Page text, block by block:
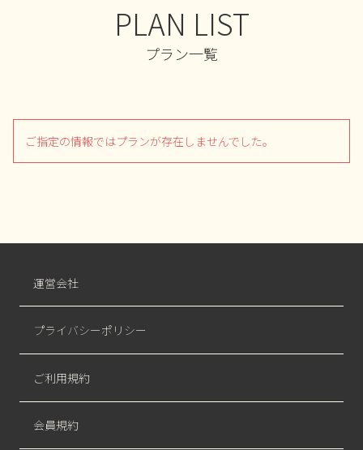
PLAN LIST
プラン一覧
ご指定の情報ではプランが存在しませんでした。
運営会社
プライバシーポリシー
ご利用規約
会員規約